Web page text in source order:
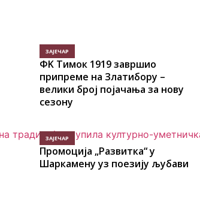
ЗАЈЕЧАР
ФK Тимок 1919 завршио
припреме на Златибору –
велики број појачања за нову
сезону
ЗАЈЕЧАР
Промоција „Развитка“ у
Шаркамену уз поезију љубави